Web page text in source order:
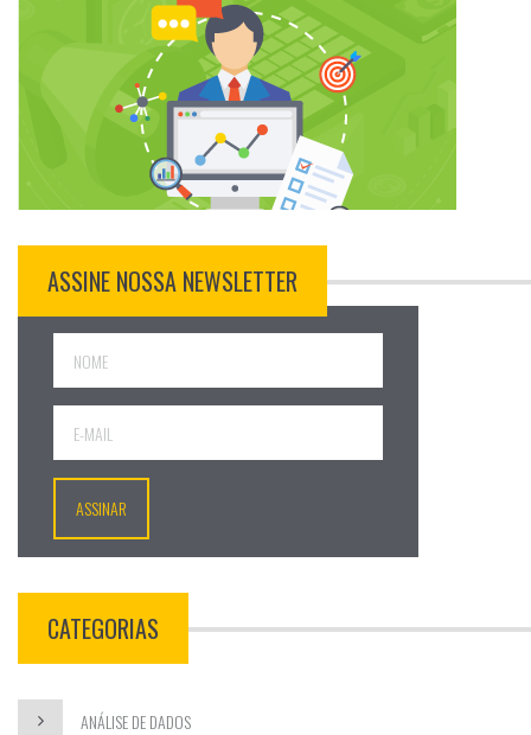
ASSINE NOSSA NEWSLETTER
CATEGORIAS
ANÁLISE DE DADOS